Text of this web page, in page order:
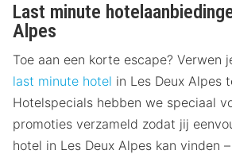
Last minute
Alpes
Toe aan een korte escape? Verwen
last minute hotel in Les Deux Alpes
Hotelspecials hebben we speciaal
promoties verzameld zodat jij
hotel in Les Deux Alpes kan vinden